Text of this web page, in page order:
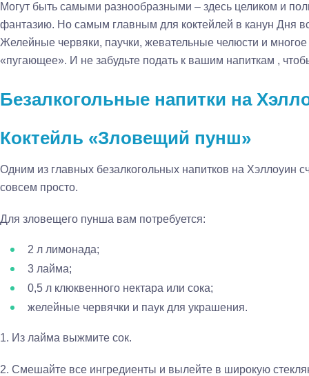
Могут быть самыми разнообразными – здесь целиком и
фантазию. Но самым главным для коктейлей в канун Дня
Желейные червяки, паучки, жевательные челюсти и
«пугающее». И не забудьте подать к вашим напиткам ,
Безалкогольные напитки на
Коктейль «Зловещий пунш»
Одним из главных безалкогольных напитков на Хэллоуин
совсем просто.
Для зловещего пунша вам потребуется:
2 л лимонада;
3 лайма;
0,5 л клюквенного нектара или сока;
желейные червячки и паук для украшения.
1. Из лайма выжмите сок.
2. Смешайте все ингредиенты и вылейте в широкую